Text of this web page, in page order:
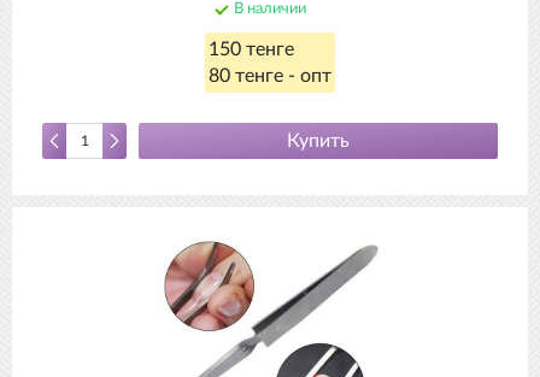
В наличии
150 тенге
80 тенге - опт
Купить